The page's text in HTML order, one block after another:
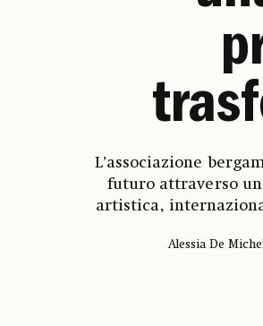
L’associazione
futuro attraverso
artistica,
Alessia De